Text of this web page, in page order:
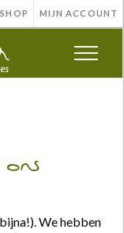
MIJN ACCOUNT
We hebben